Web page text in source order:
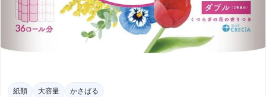
紙類 大容量 かさばる